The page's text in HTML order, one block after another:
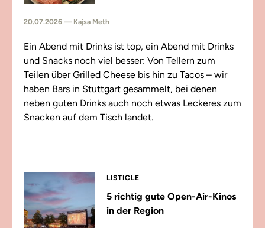
20.07.2026 — Kajsa Meth
Ein Abend mit Drinks ist top, ein Abend mit Drinks
und Snacks noch viel besser: Von Tellern zum
Teilen über Grilled Cheese bis hin zu Tacos – wir
haben Bars in Stuttgart gesammelt, bei denen
neben guten Drinks auch noch etwas Leckeres zum
Snacken auf dem Tisch landet.
LISTICLE
5 richtig gute Open-Air-Kinos
in der Region